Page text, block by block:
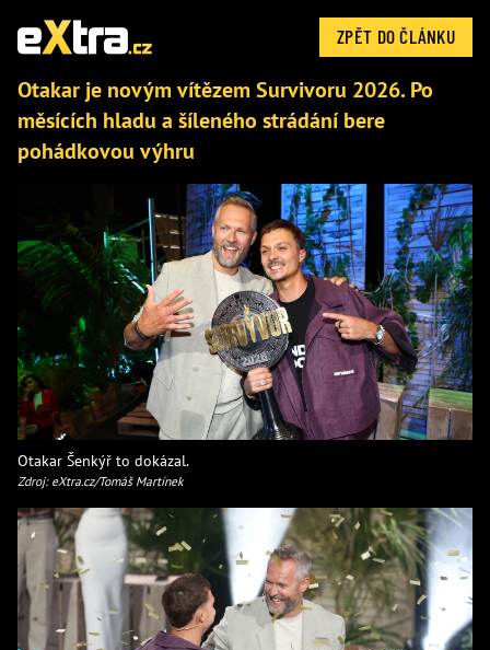
ZPĚT DO ČLÁNKU
Otakar je novým vítězem Survivoru 2026. Po
měsících hladu a šíleného strádání bere
pohádkovou výhru
Otakar Šenkýř to dokázal.
Zdroj: eXtra.cz/Tomáš Martínek